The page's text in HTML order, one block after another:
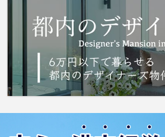
めです。お部屋
お任せください
スタッフが豊島
探しをサポート